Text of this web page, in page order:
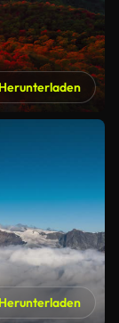
Herunterladen
Herunterladen